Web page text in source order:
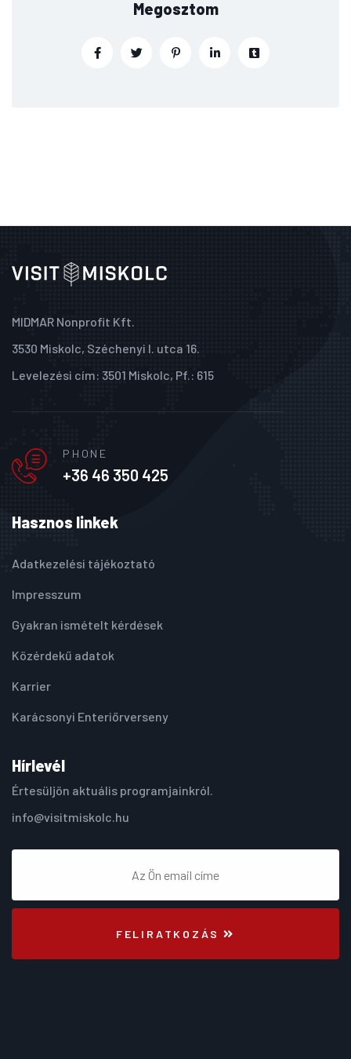
Megosztom
MIDMAR Nonprofit Kft.
3530 Miskolc, Széchenyi I. utca 16.
Levelezési cím: 3501 Miskolc, Pf.: 615
PHONE
+36 46 350 425
Hasznos linkek
Adatkezelési tájékoztató
Impresszum
Gyakran ismételt kérdések
Közérdekű adatok
Karrier
Karácsonyi Enteriőrverseny
Hírlevél
Értesüljön aktuális programjainkról.
info@visitmiskolc.hu
FELIRATKOZÁS